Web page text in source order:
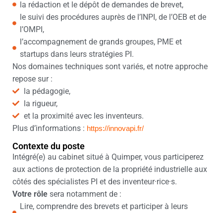
la rédaction et le dépôt de demandes de brevet,
le suivi des procédures auprès de l’INPI, de l’OEB et de
l’OMPI,
l’accompagnement de grands groupes, PME et
startups dans leurs stratégies PI.
Nos domaines techniques sont variés, et notre approche
repose sur :
la pédagogie,
la rigueur,
et la proximité avec les inventeurs.
Plus d’informations : https://innovapi.fr/
Contexte du poste
Intégré(e) au cabinet situé à Quimper, vous participerez
aux actions de protection de la propriété industrielle aux
côtés des spécialistes PI et des inventeur·rice·s.
Votre rôle sera notamment de :
Lire, comprendre des brevets et participer à leurs